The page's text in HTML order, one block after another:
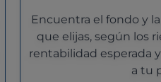
Encuentra el fondo y
que elijas, según los
rentabilidad esperada
a tu